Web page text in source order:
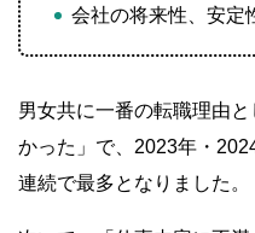
会社の将来性、安定
男女共に一番の転職理由
かった」で、2023年・
連続で最多となりました。